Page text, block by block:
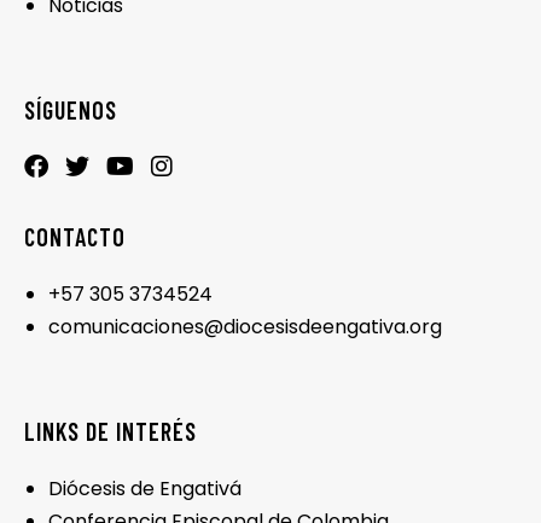
SÍGUENOS
CONTACTO
+57 305 3734524
comunicaciones@diocesisdeengativa.org
LINKS DE INTERÉS
Diócesis de Engativá